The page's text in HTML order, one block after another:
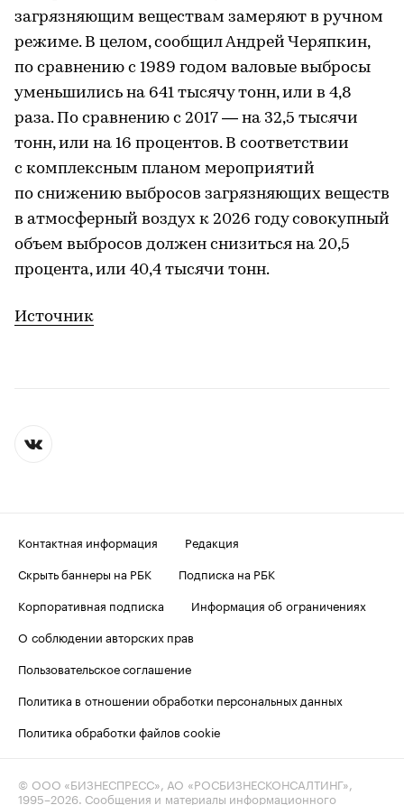
загрязняющим веществам замеряют в ручном
режиме. В целом, сообщил Андрей Черяпкин,
по сравнению с 1989 годом валовые выбросы
уменьшились на 641 тысячу тонн, или в 4,8
раза. По сравнению с 2017 — на 32,5 тысячи
тонн, или на 16 процентов. В соответствии
с комплексным планом мероприятий
по снижению выбросов загрязняющих веществ
в атмосферный воздух к 2026 году совокупный
объем выбросов должен снизиться на 20,5
процента, или 40,4 тысячи тонн.
Источник
Контактная информация
Редакция
Скрыть баннеры на РБК
Подписка на РБК
Корпоративная подписка
Информация об ограничениях
О соблюдении авторских прав
Пользовательское соглашение
Политика в отношении обработки персональных данных
Политика обработки файлов cookie
© ООО «БИЗНЕСПРЕСС», АО «РОСБИЗНЕСКОНСАЛТИНГ»,
1995–2026. Сообщения и материалы информационного